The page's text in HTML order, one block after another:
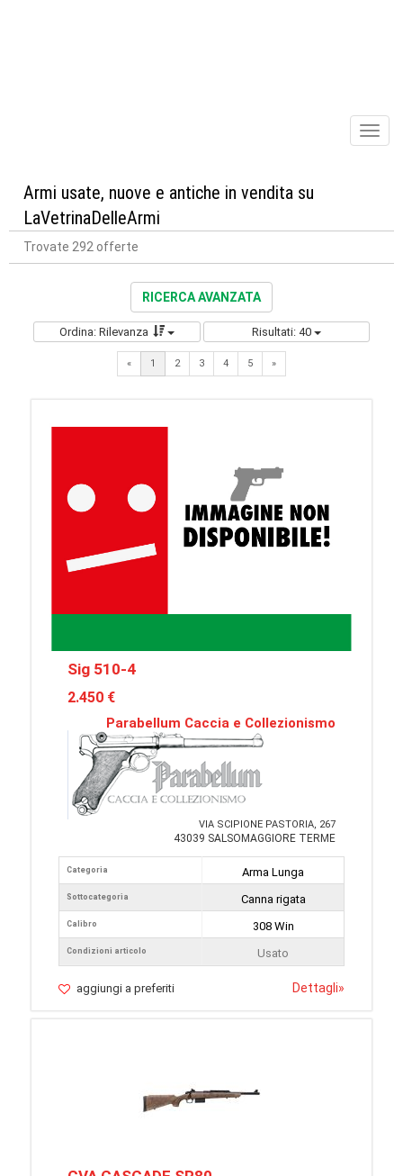
Armi usate, nuove e antiche in vendita su
LaVetrinaDelleArmi
Trovate 292 offerte
RICERCA AVANZATA
Ordina: Rilevanza Risultati: 40
« 1 2 3 4 5 »Next
Sig 510-4
2.450 €
Parabellum Caccia e Collezionismo
VIA SCIPIONE PASTORIA, 267
43039 SALSOMAGGIORE TERME
Categoria
Sottocategoria
Calibro
Condizioni articolo
Arma Lunga
Canna rigata
308 Win
Usato
aggiungi a preferiti Dettagli»